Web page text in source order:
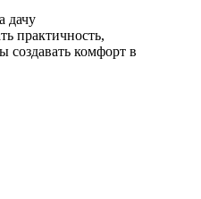
дачу
практичность,
создавать комфорт в